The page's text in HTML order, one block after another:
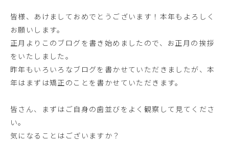
皆様、あけましておめでとうございます！本年もよろしく
お願いします。
正月よりこのブログを書き始めましたので、お正月の挨拶
をいたしました。
昨年もいろいろなブログを書かせていただきましたが、本
年はまずは矯正のことを書かせていただきます。
皆さん、まずはご自身の歯並びをよく観察して見てくださ
い。
気になることはございますか？